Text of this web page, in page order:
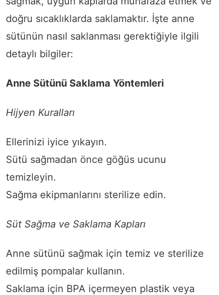
doğru sıcaklıklarda saklamaktır. İşte anne
sütünün nasıl saklanması gerektiğiyle ilgili
detaylı bilgiler:
Anne Sütünü Saklama Yöntemleri
Hijyen Kuralları
Ellerinizi iyice yıkayın.
Sütü sağmadan önce göğüs ucunu
temizleyin.
Sağma ekipmanlarını sterilize edin.
Süt Sağma ve Saklama Kapları
Anne sütünü sağmak için temiz ve sterilize
edilmiş pompalar kullanın.
Saklama için BPA içermeyen plastik veya